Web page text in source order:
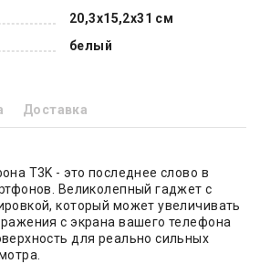
20,3х15,2х31 см
белый
Доставка
T3K - это последнее слово в
Великолепный гаджет с
который может увеличивать
с экрана вашего телефона
для реально сильных